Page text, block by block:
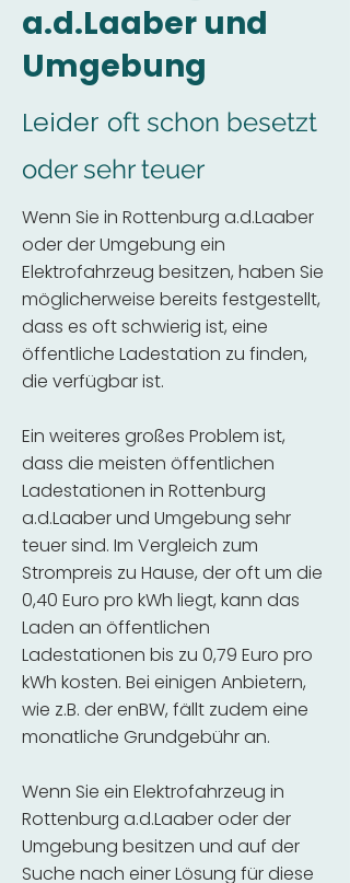
a.d.Laaber und
Umgebung
Leider oft schon besetzt
oder sehr teuer
Wenn Sie in Rottenburg a.d.Laaber
oder der Umgebung ein
Elektrofahrzeug besitzen, haben Sie
möglicherweise bereits festgestellt,
dass es oft schwierig ist, eine
öffentliche Ladestation zu finden,
die verfügbar ist.
Ein weiteres großes Problem ist,
dass die meisten öffentlichen
Ladestationen in Rottenburg
a.d.Laaber und Umgebung sehr
teuer sind. Im Vergleich zum
Strompreis zu Hause, der oft um die
0,40 Euro pro kWh liegt, kann das
Laden an öffentlichen
Ladestationen bis zu 0,79 Euro pro
kWh kosten. Bei einigen Anbietern,
wie z.B. der enBW, fällt zudem eine
monatliche Grundgebühr an.
Wenn Sie ein Elektrofahrzeug in
Rottenburg a.d.Laaber oder der
Umgebung besitzen und auf der
Suche nach einer Lösung für diese